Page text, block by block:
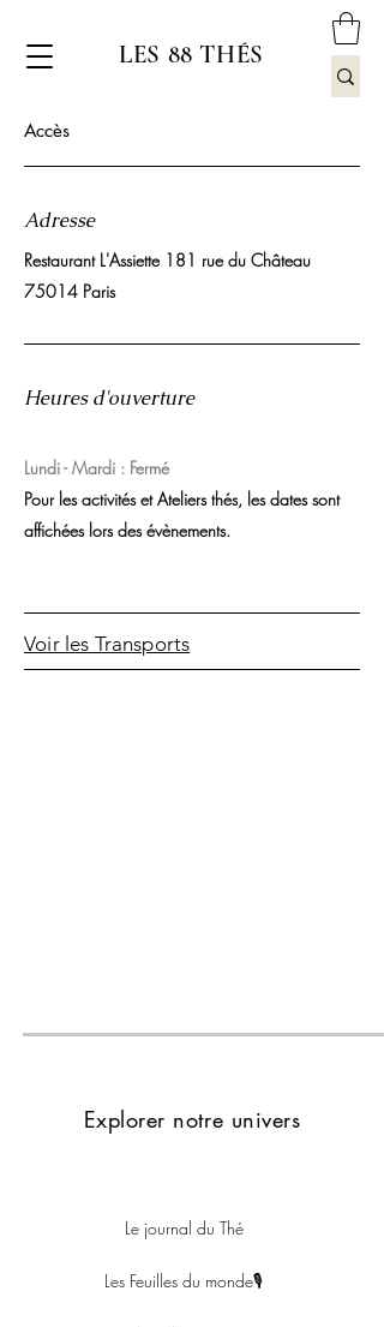
LES 88 THÉS
Accès
Adresse
Restaurant L'Assiette 181 rue du Château
75014 Paris
Heures d'ouverture
​Lundi - Mardi : Fermé
Pour les activités et Ateliers thés, les dates sont
affichées lors des évènements.
Voir les Transports
Explorer notre univers
Le journal du Thé
Les Feuilles du monde🎙